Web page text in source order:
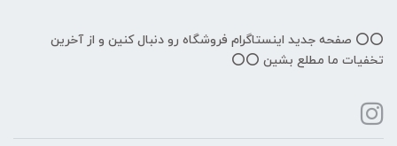
⭕️⭕️ صفحه جدید اینستاگرام فروشگاه رو دنبال کنین و از آخرین
تخفیات ما مطلع بشین ⭕️⭕️